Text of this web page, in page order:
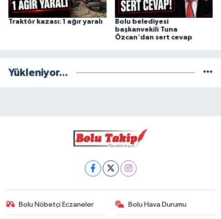
Traktör kazası: 1 ağır yaralı
Bolu belediyesi
başkanvekili Tuna
Özcan'dan sert cevap
Yükleniyor...
Bolu Nöbetçi Eczaneler Bolu Hava Durumu